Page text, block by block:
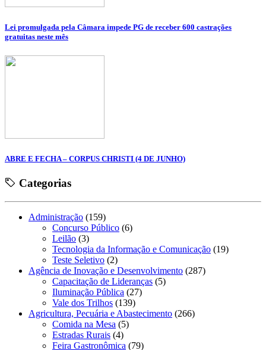
Lei promulgada pela Câmara impede PG de receber 600 castrações
gratuitas neste mês
ABRE E FECHA – CORPUS CHRISTI (4 DE JUNHO)
Categorias
Administração (159)
Concurso Público (6)
Leilão (3)
Tecnologia da Informação e Comunicação (19)
Teste Seletivo (2)
Agência de Inovação e Desenvolvimento (287)
Capacitação de Lideranças (5)
Iluminação Pública (27)
Vale dos Trilhos (139)
Agricultura, Pecuária e Abastecimento (266)
Comida na Mesa (5)
Estradas Rurais (4)
Feira Gastronômica (79)